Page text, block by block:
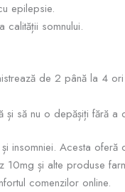
epilepsie.
calității somnului.
de 2 până la 4
să nu o depășiți fără a
insomniei. Acesta oferă
și alte produse
comenzilor online.